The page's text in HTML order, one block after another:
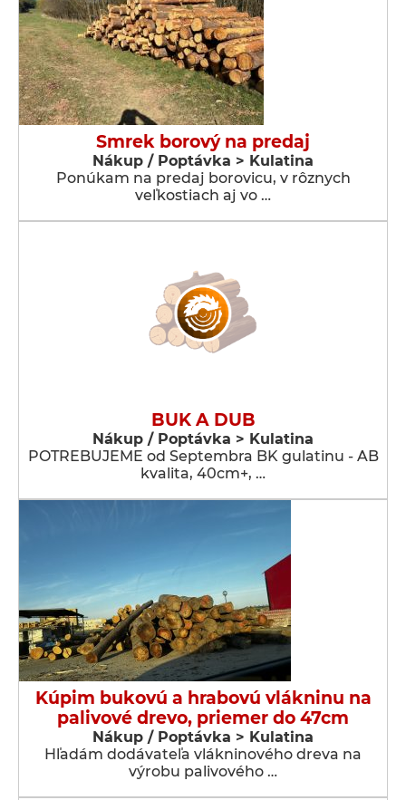
Smrek borový na predaj
Nákup / Poptávka > Kulatina
Ponúkam na predaj borovicu, v rôznych
veľkostiach aj vo …
BUK A DUB
Nákup / Poptávka > Kulatina
POTREBUJEME od Septembra BK gulatinu - AB
kvalita, 40cm+, …
Kúpim bukovú a hrabovú vlákninu na
palivové drevo, priemer do 47cm
Nákup / Poptávka > Kulatina
Hľadám dodávateľa vlákninového dreva na
výrobu palivového …